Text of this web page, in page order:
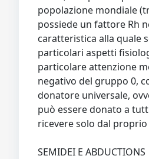
popolazione mondiale
possiede un fattore Rh
caratteristica alla quale
particolari aspetti
particolare attenzione
negativo del gruppo 0,
donatore universale,
può essere donato a
ricevere solo dal proprio
SEMIDEI E ABDUCTIONS